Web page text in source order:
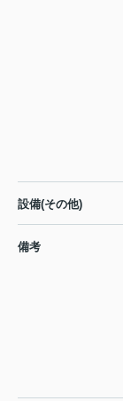
設備(その他)
備考